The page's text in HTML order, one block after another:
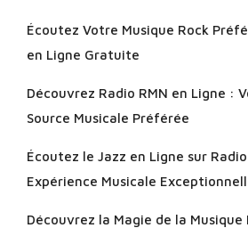
Écoutez Votre Musique Rock
en Ligne Gratuite
Découvrez Radio RMN en Ligne :
Source Musicale Préférée
Écoutez le Jazz en Ligne sur
Expérience Musicale
Découvrez la Magie de la Musique